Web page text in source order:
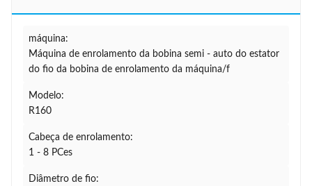
máquina:
Máquina de enrolamento da bobina semi - auto do estator
do fio da bobina de enrolamento da máquina/f
Modelo:
R160
Cabeça de enrolamento:
1 - 8 PCes
Diâmetro de fio: